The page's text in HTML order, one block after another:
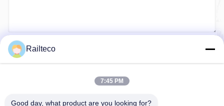
Railteco
7:45 PM
Good day, what product are you looking for?